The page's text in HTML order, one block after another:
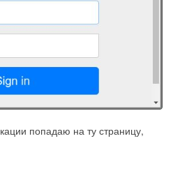
попадаю на ту страницу,